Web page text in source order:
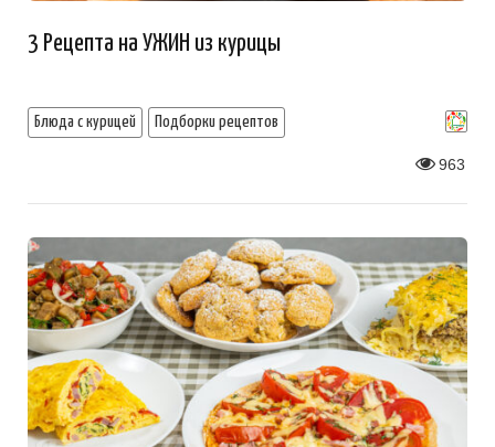
3 Рецепта на УЖИН из курицы
Блюда с курицей Подборки рецептов
963